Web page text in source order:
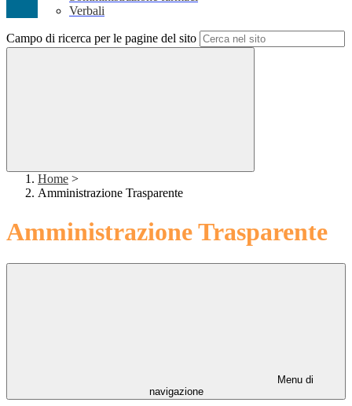
Verbali
Campo di ricerca per le pagine del sito
Home >
Amministrazione Trasparente
Amministrazione Trasparente
Menu di
navigazione